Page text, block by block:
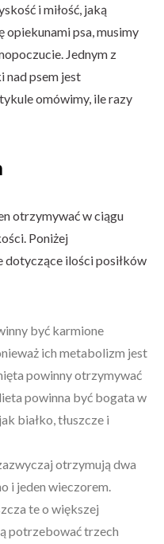
i miłość, jaką
opiekunami psa, musimy
Jednym z
nad psem jest
omówimy, ile razy
otrzymywać w ciągu
Poniżej
ilości posiłków
być karmione
ich metabolizm jest
powinny otrzymywać
powinna być bogata w
białko, tłuszcze i
otrzymują dwa
i jeden wieczorem.
te o większej
potrzebować trzech